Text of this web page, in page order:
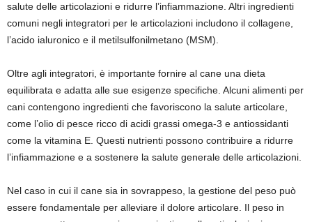
salute delle articolazioni e ridurre l’infiammazione. Altri ingredienti
comuni negli integratori per le articolazioni includono il collagene,
l’acido ialuronico e il metilsulfonilmetano (MSM).
Oltre agli integratori, è importante fornire al cane una dieta
equilibrata e adatta alle sue esigenze specifiche. Alcuni alimenti per
cani contengono ingredienti che favoriscono la salute articolare,
come l’olio di pesce ricco di acidi grassi omega-3 e antiossidanti
come la vitamina E. Questi nutrienti possono contribuire a ridurre
l’infiammazione e a sostenere la salute generale delle articolazioni.
Nel caso in cui il cane sia in sovrappeso, la gestione del peso può
essere fondamentale per alleviare il dolore articolare. Il peso in